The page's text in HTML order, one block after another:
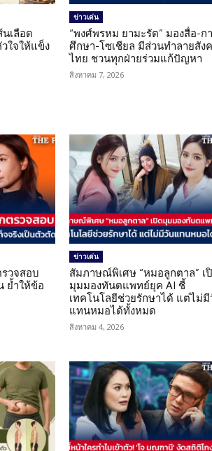
นเลือด
ใจให้แข็ง
ข่าวเด่น
“พงศ์พรหม ยามะรัต” มองสื่อ-ก
ศึกษา-โซเชียล มีส่วนทำลายสัง
ไทย ชวนทุกฝ่ายร่วมแก้ปัญหา
สิงหาคม 7, 2026
วจสอบ
ย้ำให้ข้อ
ข่าวเด่น
สัมภาษณ์พิเศษ “หมอลูกตาล” เ
มุมมองทันตแพทย์ยุค AI ชี้
เทคโนโลยีช่วยรักษาได้ แต่ไม่
แทนหมอได้ทั้งหมด
สิงหาคม 4, 2026